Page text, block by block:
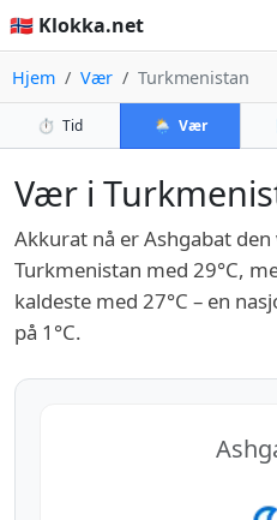
🇳🇴 Klokka.net
Hjem Vær Turkmenistan
⏱️ Tid 🌦️ Vær
Vær i
Akkurat nå er Ashgabat
Turkmenistan med 29°C,
kaldeste med 27°C – en
på 1°C.